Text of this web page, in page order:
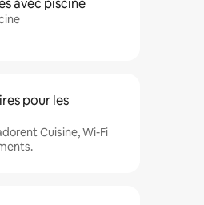
avec piscine
pour les
Cuisine, Wi-Fi